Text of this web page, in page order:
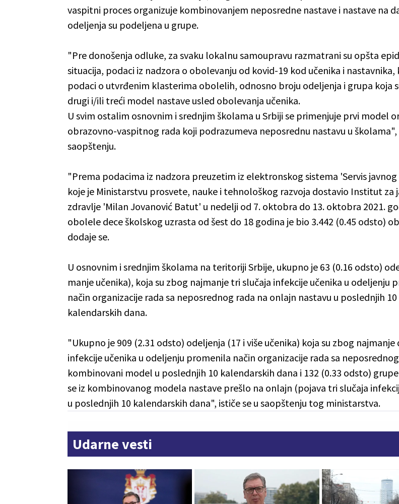
vaspitni proces organizuje kombinovanjem neposredne nastave i nastave na
odeljenja su podeljena u grupe.
"Pre donošenja odluke, za svaku lokalnu samoupravu razmatrani su opšta
situacija, podaci iz nadzora o obolevanju od kovid-19 kod učenika i nastavnika,
podaci o utvrđenim klasterima obolelih, odnosno broju odeljenja i grupa koja
drugi i/ili treći model nastave usled obolevanja učenika.
U svim ostalim osnovnim i srednjim školama u Srbiji se primenjuje prvi model
obrazovno-vaspitnog rada koji podrazumeva neposrednu nastavu u školama",
saopštenju.
"Prema podacima iz nadzora preuzetim iz elektronskog sistema 'Servis
koje je Ministarstvu prosvete, nauke i tehnološkog razvoja dostavio Institut za
zdravlje 'Milan Jovanović Batut' u nedelji od 7. oktobra do 13. oktobra 2021.
obolele dece školskog uzrasta od šest do 18 godina je bio 3.442 (0.45 odsto)
dodaje se.
U osnovnim i srednjim školama na teritoriji Srbije, ukupno je 63 (0.16 odsto)
manje učenika), koja su zbog najmanje tri slučaja infekcije učenika u odeljenju
način organizacije rada sa neposrednog rada na onlajn nastavu u poslednjih 10
kalendarskih dana.
"Ukupno je 909 (2.31 odsto) odeljenja (17 i više učenika) koja su zbog najmanje
infekcije učenika u odeljenju promenila način organizacije rada sa
kombinovani model u poslednjih 10 kalendarskih dana i 132 (0.33 odsto)
se iz kombinovanog modela nastave prešlo na onlajn (pojava tri slučaja
u poslednjih 10 kalendarskih dana", ističe se u saopštenju tog ministarstva.
Udarne vesti